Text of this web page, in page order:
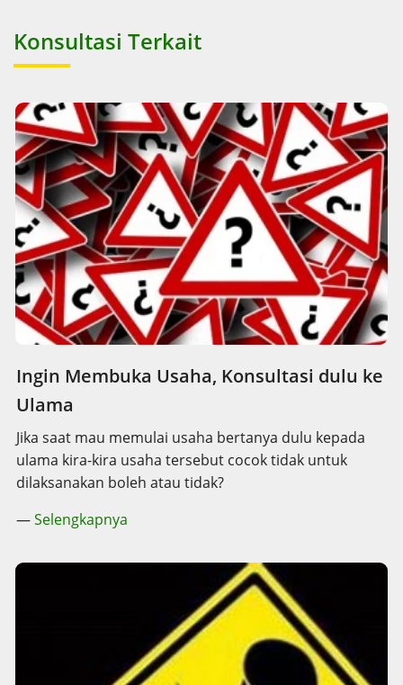
Konsultasi Terkait
Ingin Membuka Usaha, Konsultasi dulu ke
Ulama
Jika saat mau memulai usaha bertanya dulu kepada
ulama kira-kira usaha tersebut cocok tidak untuk
dilaksanakan boleh atau tidak?
—Selengkapnya